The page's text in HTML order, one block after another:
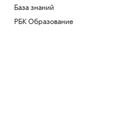
База знаний
РБК Образование